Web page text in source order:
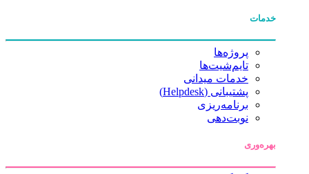
خدمات
پروژه‌ها
تایم‌شیت‌ها
خدمات میدانی
پشتیبانی (Helpdesk)
برنامه‌ریزی
نوبت‌دهی
بهره‌وری